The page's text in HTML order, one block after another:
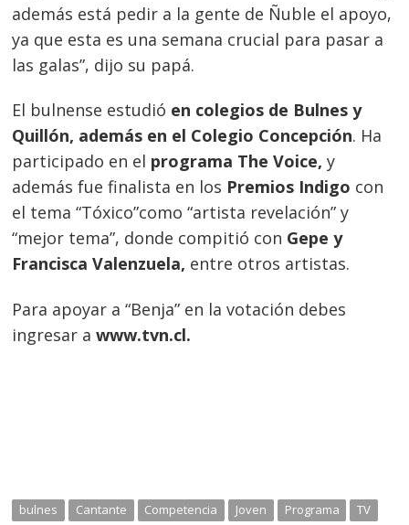
además está pedir a la gente de Ñuble el apoyo,
ya que esta es una semana crucial para pasar a
las galas”, dijo su papá.
El bulnense estudió en colegios de Bulnes y
Quillón, además en el Colegio Concepción. Ha
participado en el programa The Voice, y
además fue finalista en los Premios Indigo con
el tema “Tóxico”como “artista revelación” y
“mejor tema”, donde compitió con Gepe y
Francisca Valenzuela, entre otros artistas.
Para apoyar a “Benja” en la votación debes
ingresar awww.tvn.cl.
bulnes Cantante Competencia Joven Programa TV